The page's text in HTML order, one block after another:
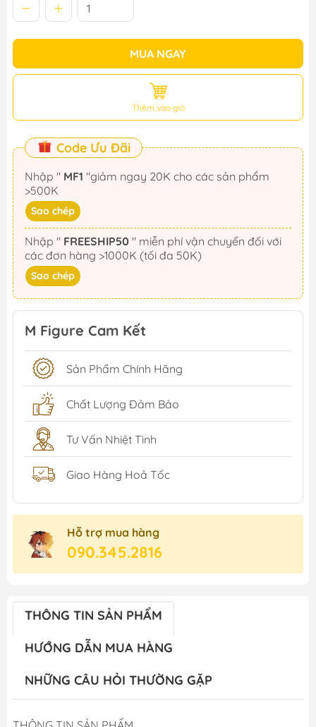
MUA NGAY
Thêm vào giỏ
Code Ưu Đãi
Nhập " MF1
>500K
Sao chép
Nhập " FREESHIP50
các đơn hàng >1000K (tối đa 50K)
Sao chép
M Figure Cam Kết
Sản Phẩm Chính Hãng
Chất Lượng Đảm Bảo
Tư Vấn Nhiệt Tình
Giao Hàng Hoả Tốc
Hỗ trợ mua hàng
090.345.2816
THÔNG TIN SẢN PHẨM
HƯỚNG DẪN MUA HÀNG
NHỮNG CÂU HỎI THƯỜNG GẶP